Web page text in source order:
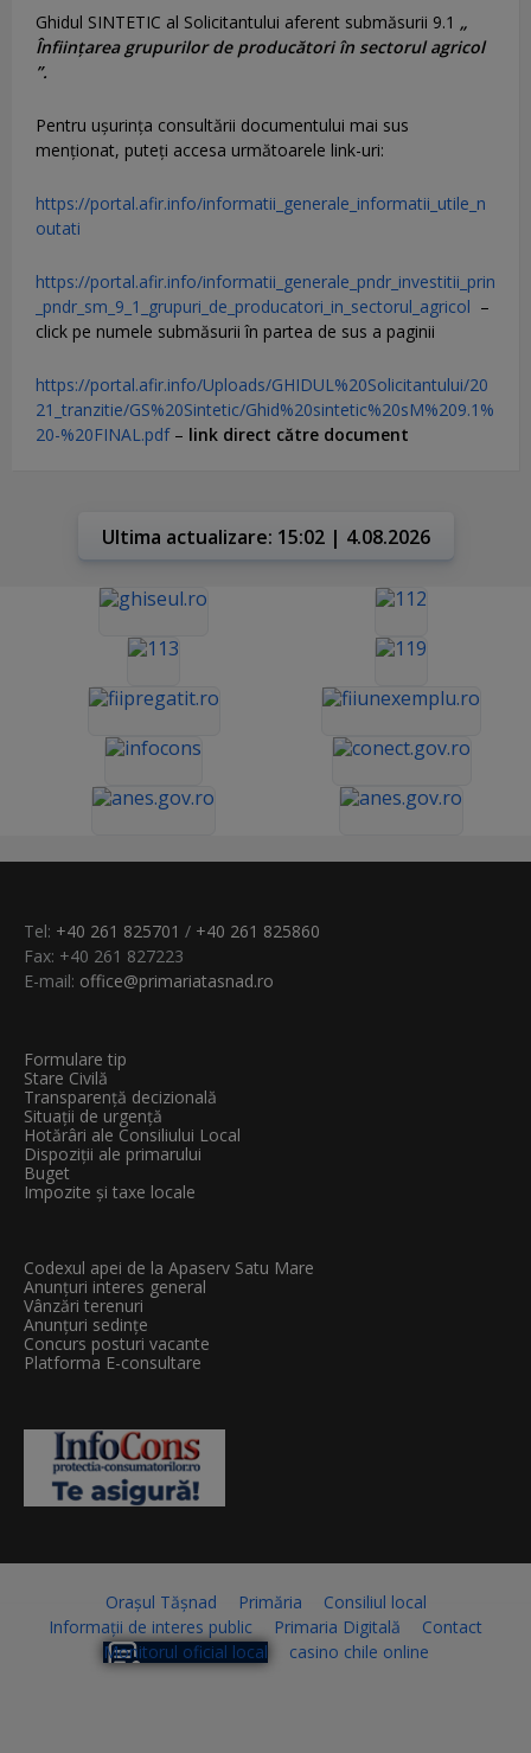
Ghidul SINTETIC al Solicitantului aferent submăsurii 9.1 „
Înființarea grupurilor de producători în sectorul agricol
”.
Pentru uşurinţa consultării documentului mai sus
menţionat, puteţi accesa următoarele link-uri:
https://portal.afir.info/informatii_generale_informatii_utile_n
outati
https://portal.afir.info/informatii_generale_pndr_investitii_prin
_pndr_sm_9_1_grupuri_de_producatori_in_sectorul_agricol –
click pe numele submăsurii în partea de sus a paginii
https://portal.afir.info/Uploads/GHIDUL%20Solicitantului/20
21_tranzitie/GS%20Sintetic/Ghid%20sintetic%20sM%209.1%
20-%20FINAL.pdf– link direct către document
Ultima actualizare: 15:02 | 4.08.2026
Tel: +40 261 825701 / +40 261 825860
Fax: +40 261 827223
E-mail: office@primariatasnad.ro
Formulare tip
Stare Civilă
Transparenţă decizională
Situații de urgență
Hotărâri ale Consiliului Local
Dispoziții ale primarului
Buget
Impozite și taxe locale
Codexul apei de la Apaserv Satu Mare
Anunțuri interes general
Vânzări terenuri
Anunțuri sedințe
Concurs posturi vacante
Platforma E-consultare
Orașul Tășnad Primăria
Consiliul local
Informații de interes public
Primaria Digitală
Contact
Monitorul oficial local
casino chile online